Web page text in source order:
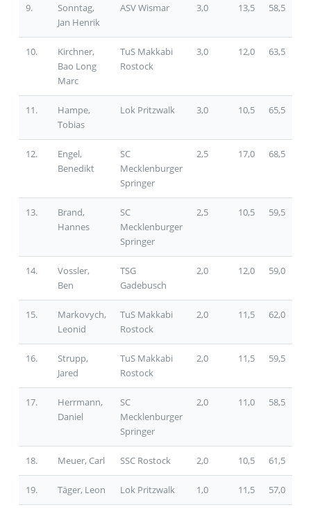
9.
Sonntag,
Jan Henrik
ASV Wismar 3,0 13,5 58,5
10.
Kirchner,
Bao Long
Marc
TuS Makkabi
Rostock
3,0 12,0 63,5
11.
Hampe,
Tobias
Lok Pritzwalk 3,0 10,5 65,5
12.
Engel,
Benedikt
SC
Mecklenburger
Springer
2,5 17,0 68,5
13.
Brand,
Hannes
SC
Mecklenburger
Springer
2,5 10,5 59,5
14.
Vossler,
Ben
TSG
Gadebusch
2,0 12,0 59,0
15.
Markovych,
Leonid
TuS Makkabi
Rostock
2,0 11,5 62,0
16.
Strupp,
Jared
TuS Makkabi
Rostock
2,0 11,5 59,5
17.
Herrmann,
Daniel
SC
Mecklenburger
Springer
2,0 11,0 58,5
18. Meuer, Carl SSC Rostock 2,0 10,5 61,5
19. Täger, Leon Lok Pritzwalk 1,0 11,5 57,0